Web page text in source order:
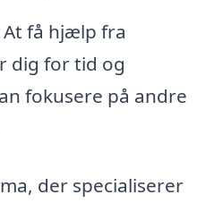
At få hjælp fra
dig for tid og
fokusere på andre
der specialiserer